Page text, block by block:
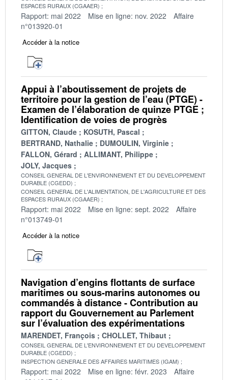
ESPACES RURAUX (CGAAER)
Rapport: mai 2022 Mise en ligne: nov. 2022
Affaire
n°013920-01
Accéder à la notice
Appui à l’aboutissement de projets de
territoire pour la gestion de l’eau (PTGE) -
Examen de l’élaboration de quinze PTGE ;
Identification de voies de progrès
GITTON, Claude
KOSUTH, Pascal
BERTRAND, Nathalie
DUMOULIN, Virginie
FALLON, Gérard
ALLIMANT, Philippe
JOLY, Jacques
CONSEIL GENERAL DE L'ENVIRONNEMENT ET DU DEVELOPPEMENT
DURABLE (CGEDD)
CONSEIL GENERAL DE L'ALIMENTATION, DE L'AGRICULTURE ET DES
ESPACES RURAUX (CGAAER)
Rapport: mai 2022 Mise en ligne: sept. 2022
Affaire
n°013749-01
Accéder à la notice
Navigation d’engins flottants de surface
maritimes ou sous-marins autonomes ou
commandés à distance - Contribution au
rapport du Gouvernement au Parlement
sur l’évaluation des expérimentations
MARENDET, François CHOLLET, Thibaut
CONSEIL GENERAL DE L'ENVIRONNEMENT ET DU DEVELOPPEMENT
DURABLE (CGEDD)
INSPECTION GENERALE DES AFFAIRES MARITIMES (IGAM)
Rapport: mai 2022 Mise en ligne: févr. 2023
Affaire